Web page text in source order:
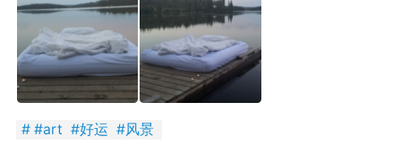
天猫：
超便宜大
！！?小王子官
在天猫 或 淘宝
可购买！官方
外网疯传的UFO
#art #好运 #风景